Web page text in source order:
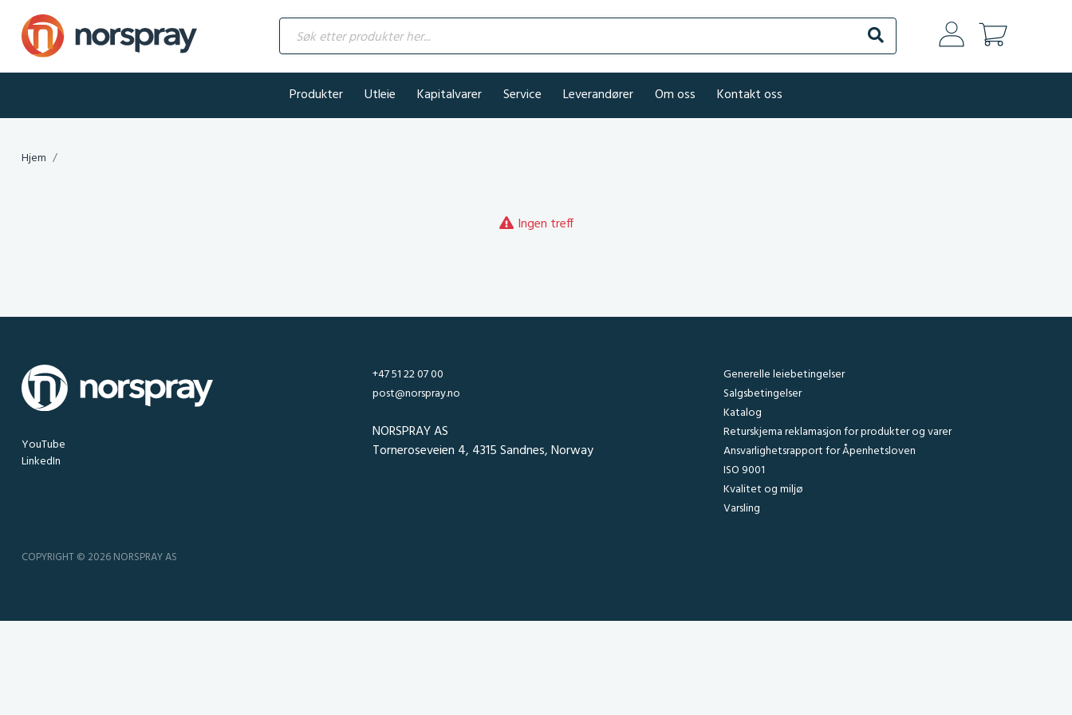
Søk etter produkter her...
Søk
Produkter
Utleie Kapitalvarer Service Leverandører Om oss Kontakt oss
Hjem
Ingen treff
YouTube
LinkedIn
+47 51 22 07 00
post@norspray.no
NORSPRAY AS
Torneroseveien 4, 4315 Sandnes, Norway
Generelle leiebetingelser
Salgsbetingelser
Katalog
Returskjema reklamasjon for produkter og varer
Ansvarlighetsrapport for Åpenhetsloven
ISO 9001
Kvalitet og miljø
Varsling
COPYRIGHT © 2026 NORSPRAY AS